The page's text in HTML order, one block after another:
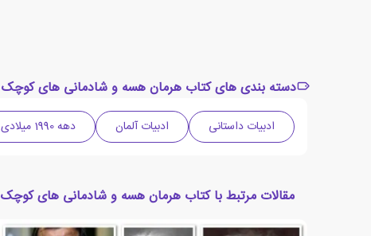
دسته بندی های کتاب هرمان هسه و شادمانی های کوچک
ادبیات داستانی ادبیات آلمان دهه 1990 میلادی
مقالات مرتبط با کتاب هرمان هسه و شادمانی های کوچک